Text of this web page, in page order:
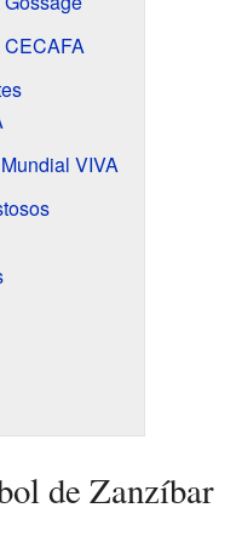
VIVA
de Zanzíbar